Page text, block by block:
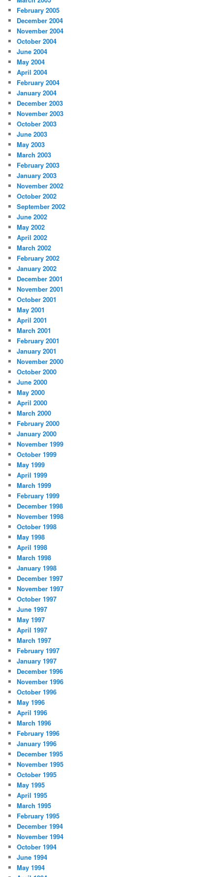
February 2005
December 2004
November 2004
October 2004
June 2004
May 2004
April 2004
February 2004
January 2004
December 2003
November 2003
October 2003
June 2003
May 2003
March 2003
February 2003
January 2003
November 2002
October 2002
September 2002
June 2002
May 2002
April 2002
March 2002
February 2002
January 2002
December 2001
November 2001
October 2001
May 2001
April 2001
March 2001
February 2001
January 2001
November 2000
October 2000
June 2000
May 2000
April 2000
March 2000
February 2000
January 2000
November 1999
October 1999
May 1999
April 1999
March 1999
February 1999
December 1998
November 1998
October 1998
May 1998
April 1998
March 1998
January 1998
December 1997
November 1997
October 1997
June 1997
May 1997
April 1997
March 1997
February 1997
January 1997
December 1996
November 1996
October 1996
May 1996
April 1996
March 1996
February 1996
January 1996
December 1995
November 1995
October 1995
May 1995
April 1995
March 1995
February 1995
December 1994
November 1994
October 1994
June 1994
May 1994